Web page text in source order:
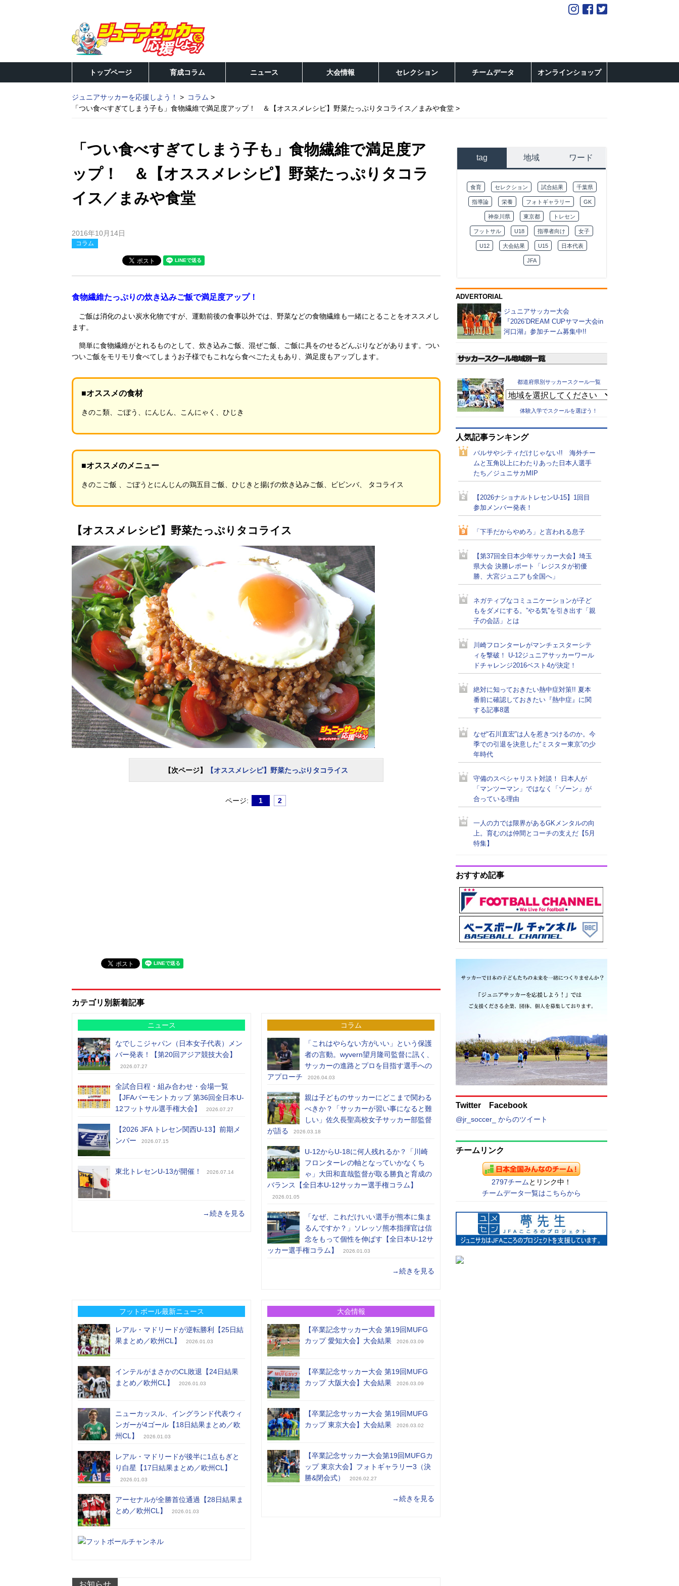
トップページ 育成コラム ニュース 大会情報 セレクション チームデータ オンラインショップ
ジュニアサッカーを応援しよう！
コラム
「つい食べすぎてしまう子も」食物繊維で満足度アップ！ ＆【オススメレシピ】野菜たっぷりタコライス／まみや食堂
「つい食べすぎてしまう子も」食物繊維で満足度ア
ップ！ ＆【オススメレシピ】野菜たっぷりタコラ
イス／まみや食堂
2016年10月14日
コラム
食物繊維たっぷりの炊き込みご飯で満足度アップ！
ご飯は消化のよい炭水化物ですが、運動前後の食事以外では、野菜などの食物繊維も一緒にとることをオススメし
ます。
簡単に食物繊維がとれるものとして、炊き込みご飯、混ぜご飯、ご飯に具をのせるどんぶりなどがあります。つい
ついご飯をモリモリ食べてしまうお子様でもこれなら食べごたえもあり、満足度もアップします。
■オススメの食材
きのこ類、ごぼう、にんじん、こんにゃく、ひじき
■オススメのメニュー
きのこご飯 、ごぼうとにんじんの鶏五目ご飯、ひじきと揚げの炊き込みご飯、ビビンバ、 タコライス
【オススメレシピ】野菜たっぷりタコライス
【次ページ】 【オススメレシピ】野菜たっぷりタコライス
ページ: 1 2
カテゴリ別新着記事
ニュース
なでしこジャパン（日本女子代表）メン
バー発表！【第20回アジア競技大会】
2026.07.27
全試合日程・組み合わせ・会場一覧
【JFAバーモントカップ 第36回全日本U-
12フットサル選手権大会】
2026.07.27
【2026 JFA トレセン関西U-13】前期メ
ンバー
2026.07.15
東北トレセンU-13が開催！ 2026.07.14
→続きを見る
コラム
「これはやらない方がいい」という保護
者の言動。wyvern望月隆司監督に訊く、
サッカーの進路とプロを目指す選手への
アプローチ
2026.04.03
親は子どものサッカーにどこまで関わる
べきか？「サッカーが習い事になると難
しい」佐久長聖高校女子サッカー部監督
が語る
2026.03.18
U-12からU-18に何人残れるか？「川崎
フロンターレの軸となっていかなくち
ゃ」大田和直哉監督が取る勝負と育成の
バランス【全日本U-12サッカー選手権コラム】
2026.01.05
「なぜ、これだけいい選手が熊本に集ま
るんですか？」ソレッソ熊本指揮官は信
念をもって個性を伸ばす【全日本U-12サ
ッカー選手権コラム】
2026.01.03
→続きを見る
フットボール最新ニュース
レアル・マドリードが逆転勝利【25日結
果まとめ／欧州CL】
2026.01.03
インテルがまさかのCL敗退【24日結果
まとめ／欧州CL】
2026.01.03
ニューカッスル、イングランド代表ウィ
ンガーが4ゴール【18日結果まとめ／欧
州CL】
2026.01.03
レアル・マドリードが後半に1点もぎと
り白星【17日結果まとめ／欧州CL】
2026.01.03
アーセナルが全勝首位通過【28日結果ま
とめ／欧州CL】
2026.01.03
大会情報
【卒業記念サッカー大会 第19回MUFG
カップ 愛知大会】大会結果
2026.03.09
【卒業記念サッカー大会 第19回MUFG
カップ 大阪大会】大会結果
2026.03.09
【卒業記念サッカー大会 第19回MUFG
カップ 東京大会】大会結果
2026.03.02
【卒業記念サッカー大会第19回MUFGカ
ップ 東京大会】フォトギャラリー3（決
勝&閉会式）
2026.02.27
→続きを見る
tag 地域 ワード
食育 セレクション 試合結果 千葉県
指導論 栄養 フォトギャラリー GK
神奈川県 東京都 トレセン
フットサル U18 指導者向け 女子
U12 大会結果 U15 日本代表
JFA
ADVERTORIAL
ジュニアサッカー大会
『2026’DREAM CUPサマー大会in
河口湖』参加チーム募集中!!
都道府県別サッカースクール一覧
体験入学でスクールを選ぼう！
人気記事ランキング
バルサやシティだけじゃない!! 海外チー
ムと互角以上にわたりあった日本人選手
たち／ジュニサカMIP
【2026ナショナルトレセンU-15】1回目
参加メンバー発表！
「下手だからやめろ」と言われる息子
【第37回全日本少年サッカー大会】埼玉
県大会 決勝レポート「レジスタが初優
勝、大宮ジュニアも全国へ」
ネガティブなコミュニケーションが子ど
もをダメにする。”やる気”を引き出す「親
子の会話」とは
川崎フロンターレがマンチェスターシテ
ィを撃破！ U-12ジュニアサッカーワール
ドチャレンジ2016ベスト4が決定！
絶対に知っておきたい熱中症対策!! 夏本
番前に確認しておきたい『熱中症』に関
する記事8選
なぜ“石川直宏”は人を惹きつけるのか。今
季での引退を決意した“ミスター東京”の少
年時代
守備のスペシャリスト対談！ 日本人が
「マンツーマン」ではなく「ゾーン」が
合っている理由
一人の力では限界があるGKメンタルの向
上。育むのは仲間とコーチの支えだ【5月
特集】
おすすめ記事
Twitter Facebook
@jr_soccer_ からのツイート
チームリンク
2797チーム とリンク中！
チームデータ一覧はこちらから